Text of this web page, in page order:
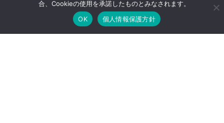
合、Cookieの使用を承諾したものとみなされます。
OK
個人情報保護方針